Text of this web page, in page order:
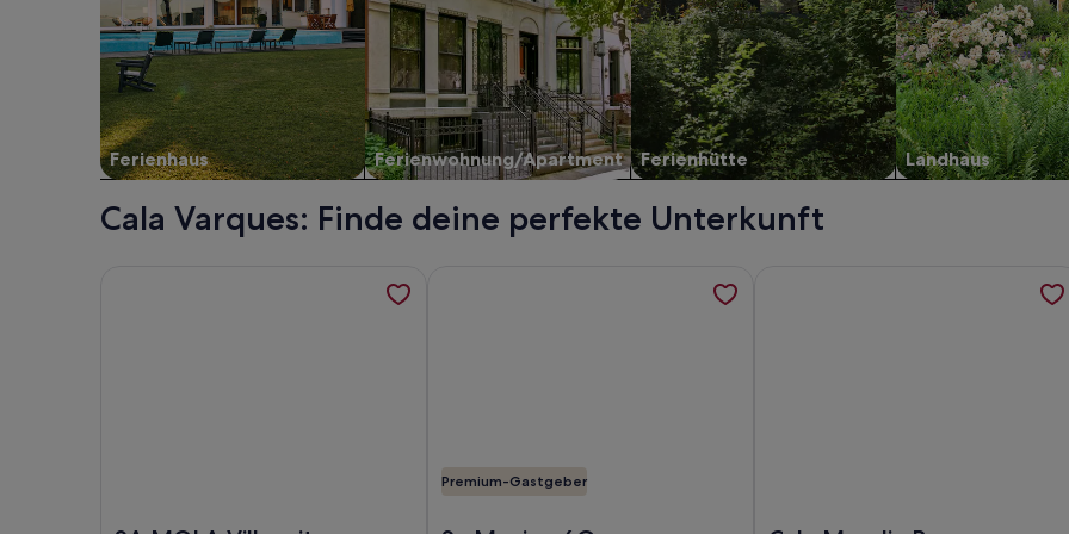
Ferienhaus Ferienwohnung/Apartment Ferienhütte Landhaus
Cala Varques: Finde deine perfekte Unterkunft
Premium-Gastgeber